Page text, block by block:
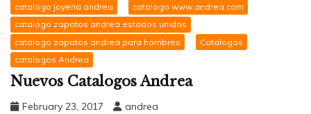
catalogo joyeria andrea
catalogo www.andrea.com
catalogo zapatos andrea estados unidos
catalogo zapatos andrea para hombres
Catalogos
catalogos Andrea
Nuevos Catalogos Andrea
February 23, 2017 andrea